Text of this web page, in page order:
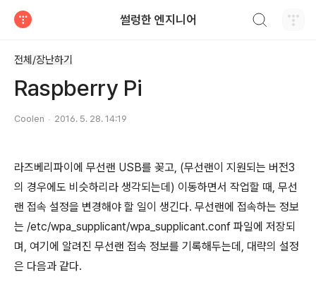
썰렁한 엔지니어
전체/장난하기
Raspberry Pi
Coolen 2016. 5. 28. 14:19
라즈베리파이에 무선랜 USB를 꽂고, (무선랜이 지원되는 버전3
의 경우에도 비슷하리라 생각되는데) 이동하면서 작업할 때, 무선
랜 접속 설정을 변경해야 할 일이 생긴다. 무선랜에 접속하는 정보
는 /etc/wpa_supplicant/wpa_supplicant.conf 파일에 저장되
며, 여기에 알려진 무선랜 접속 정보를 기록해두는데, 대략의 설정
은 다음과 같다.